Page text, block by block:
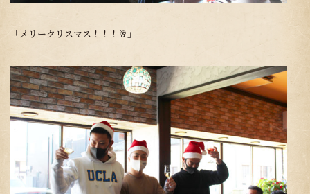
「メリークリスマス！！！🥂」